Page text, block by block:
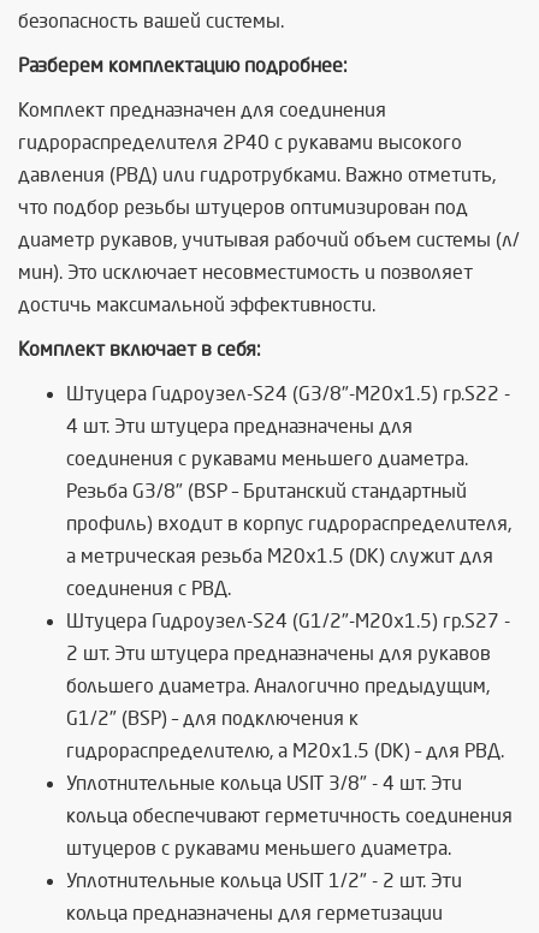
безопасность вашей системы.
Разберем комплектацию подробнее:
Комплект предназначен для соединения
гидрораспределителя 2P40 с рукавами высокого
давления (РВД) или гидротрубками. Важно отметить,
что подбор резьбы штуцеров оптимизирован под
диаметр рукавов, учитывая рабочий объем системы (л/
мин). Это исключает несовместимость и позволяет
достичь максимальной эффективности.
Комплект включает в себя:
Штуцера Гидроузел-S24 (G3/8"-М20х1.5) гр.S22 -
4 шт. Эти штуцера предназначены для
соединения с рукавами меньшего диаметра.
Резьба G3/8" (BSP – Британский стандартный
профиль) входит в корпус гидрораспределителя,
а метрическая резьба М20х1.5 (DK) служит для
соединения с РВД.
Штуцера Гидроузел-S24 (G1/2"-М20х1.5) гр.S27 -
2 шт. Эти штуцера предназначены для рукавов
большего диаметра. Аналогично предыдущим,
G1/2" (BSP) – для подключения к
гидрораспределителю, а М20х1.5 (DK) – для РВД.
Уплотнительные кольца USIT 3/8" - 4 шт. Эти
кольца обеспечивают герметичность соединения
штуцеров с рукавами меньшего диаметра.
Уплотнительные кольца USIT 1/2" - 2 шт. Эти
кольца предназначены для герметизации